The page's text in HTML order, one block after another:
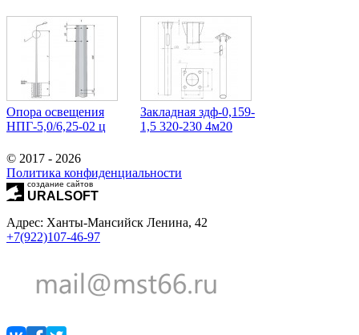
Опора освещения
НПГ-5,0/6,25-02 ц
Закладная здф-0,159-
1,5 320-230 4м20
© 2017 - 2026
Политика конфиденциальности
создание сайтов
URALSOFT
Адрес: Ханты-Мансийск Ленина, 42
+7(922)107-46-97